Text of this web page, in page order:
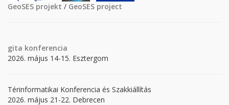
GeoSES projekt / GeoSES project
gita konferencia
2026. május 14-15. Esztergom
Térinformatikai Konferencia és Szakkiállítás
2026. május 21-22. Debrecen